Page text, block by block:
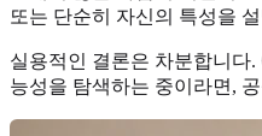
또는 단순히 자신의 특성을
실용적인 결론은 차분합니다
능성을 탐색하는 중이라면,